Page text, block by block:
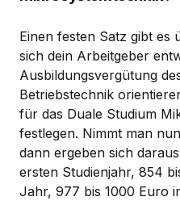
Einen festen Satz gibt es
sich dein Arbeitgeber
Ausbildungsvergütung
Betriebstechnik
für das Duale Studium
festlegen. Nimmt man
dann ergeben sich
ersten Studienjahr, 854
Jahr, 977 bis 1000 Euro